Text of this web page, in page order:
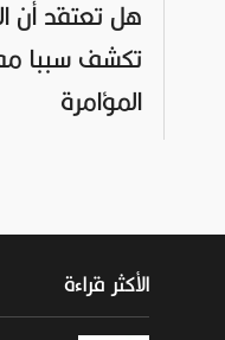
هل تعتقد
تكشف سببا
المؤامرة
الأكثر قراءة